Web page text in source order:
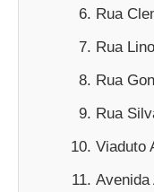
Rua
Rua
Rua
Rua
Viaduto
Avenida